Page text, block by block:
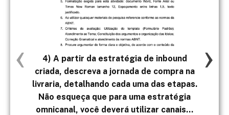
4) A partir da estratégia de inbound
criada, descreva a jornada de compra na
livraria, detalhando cada uma das etapas.
Não esqueça que para uma estratégia
omnicanal, você deverá utilizar canais...
‹ ›